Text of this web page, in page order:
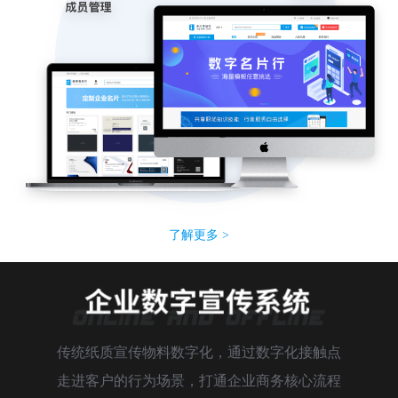
了解更多 >
传统纸质宣传物料数字化，通过数字化接触点
走进客户的行为场景，打通企业商务核心流程